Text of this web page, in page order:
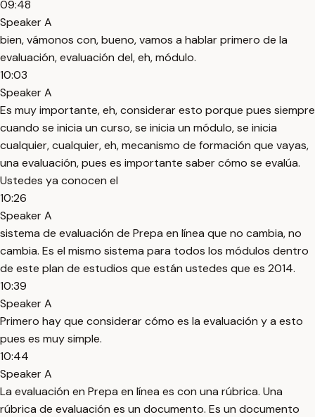
09:48
Speaker A
bien, vámonos con, bueno, vamos a hablar primero de la
evaluación, evaluación del, eh, módulo.
10:03
Speaker A
Es muy importante, eh, considerar esto porque pues siempre
cuando se inicia un curso, se inicia un módulo, se inicia
cualquier, cualquier, eh, mecanismo de formación que vayas,
una evaluación, pues es importante saber cómo se evalúa.
Ustedes ya conocen el
10:26
Speaker A
sistema de evaluación de Prepa en línea que no cambia, no
cambia. Es el mismo sistema para todos los módulos dentro
de este plan de estudios que están ustedes que es 2014.
10:39
Speaker A
Primero hay que considerar cómo es la evaluación y a esto
pues es muy simple.
10:44
Speaker A
La evaluación en Prepa en línea es con una rúbrica. Una
rúbrica de evaluación es un documento. Es un documento